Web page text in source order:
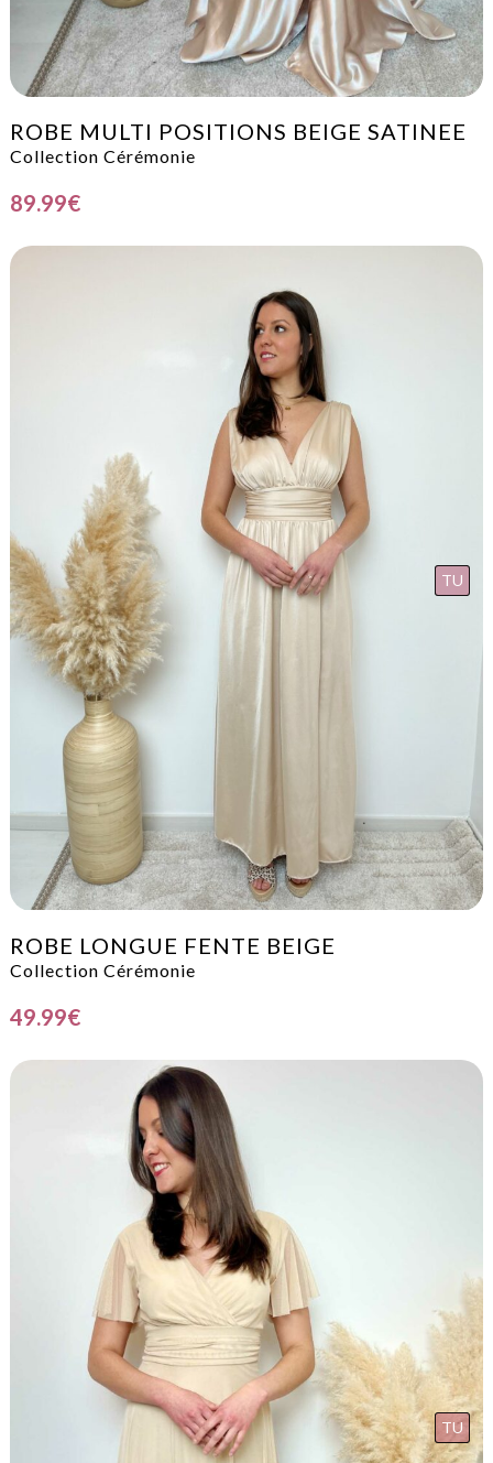
ROBE MULTI POSITIONS BEIGE SATINEE
Collection Cérémonie
89.99€
ROBE LONGUE FENTE BEIGE
Collection Cérémonie
TU
49.99€
TU